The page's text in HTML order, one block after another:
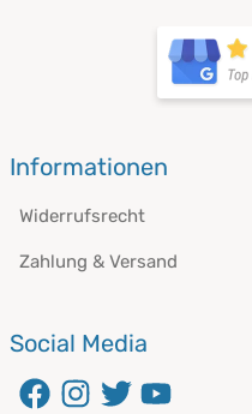
Informationen
Widerrufsrecht
Zahlung & Versand
Social Media
öffnet in
öffnet in
öffnet